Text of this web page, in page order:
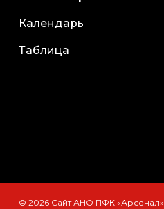
Календарь
Таблица
© 2026 Сайт АНО ПФК «Арсенал»